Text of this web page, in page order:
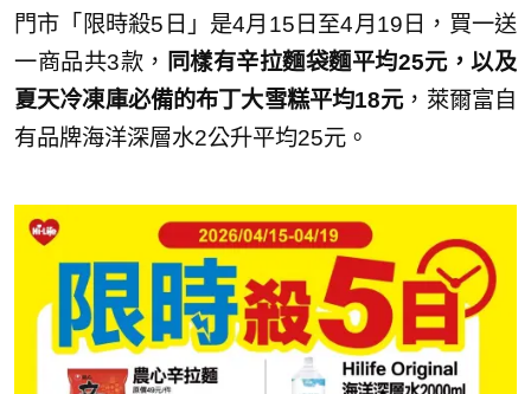
門市「限時殺5日」是4月15日至4月19日，買一送
一商品共3款， 同樣有辛拉麵袋麵平均25元，以及
夏天冷凍庫必備的布丁大雪糕平均18元，萊爾富自
有品牌海洋深層水2公升平均25元。